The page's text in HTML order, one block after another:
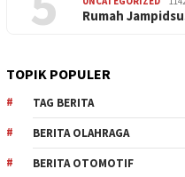
Rumah
TOPIK POPULER
TAG BERITA
BERITA OLAHRAGA
BERITA OTOMOTIF